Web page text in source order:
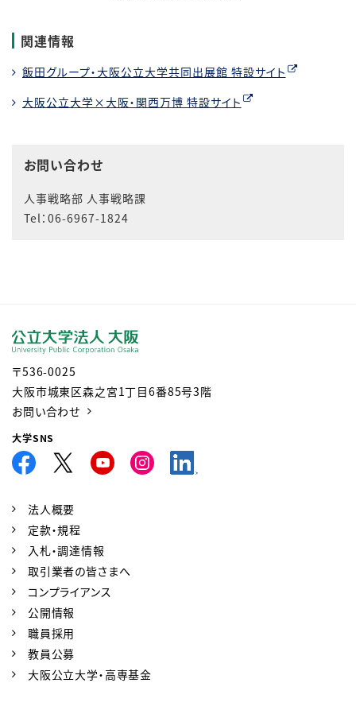
関連情報
飯田グループ・大阪公立大学共同出展館 特設サイト
大阪公立大学×大阪・関西万博 特設サイト
お問い合わせ
人事戦略部 人事戦略課
Tel：06-6967-1824
〒536-0025
大阪市城東区森之宮1丁目6番85号3階
お問い合わせ
大学SNS
法人概要
定款・規程
入札・調達情報
取引業者の皆さまへ
コンプライアンス
公開情報
職員採用
教員公募
大阪公立大学・高専基金